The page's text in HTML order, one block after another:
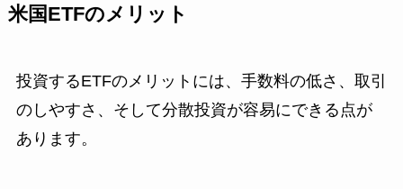
米国ETFのメリット
投資するETFのメリットには、手数料の低さ、取引
のしやすさ、そして分散投資が容易にできる点が
あります。